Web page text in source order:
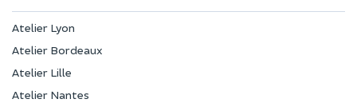
Atelier Lyon
Atelier Bordeaux
Atelier Lille
Atelier Nantes